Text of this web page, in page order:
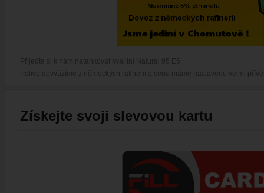
Přijeďte si k nám natankovat kvalitní Natural 95 E5.
Palivo dovvážíme z německých rafinerií a cenu máme nastavenu velmi
Získejte svoji slevovou kartu